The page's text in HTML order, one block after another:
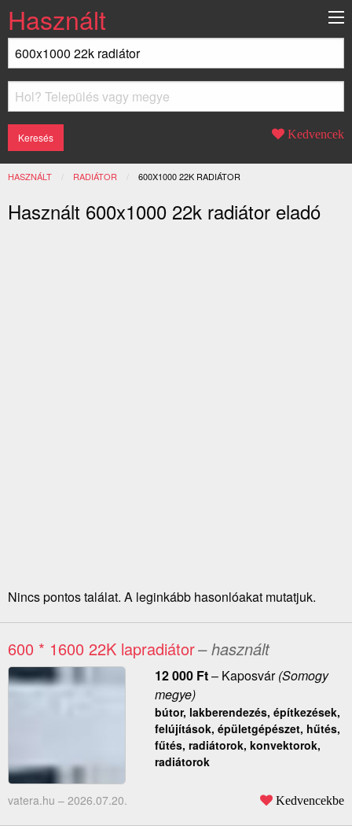
Használt
Kedvencek
HASZNÁLT RADIÁTOR JELENLEGI:
600X1000 22K RADIÁTOR
Használt 600x1000 22k radiátor eladó
Nincs pontos találat. A leginkább hasonlóakat mutatjuk.
600 * 1600 22K lapradiátor– használt
12 000 Ft– Kaposvár(Somogy
megye)
bútor, lakberendezés, építkezések,
felújítások, épületgépészet, hűtés,
fűtés, radiátorok, konvektorok,
radiátorok
vatera.hu – 2026.07.20. Kedvencekbe